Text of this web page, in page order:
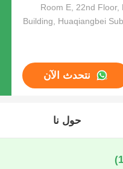
Room E, 22nd Floor,
Building, Huaqiangbei
نتحدث الآن
حول نا